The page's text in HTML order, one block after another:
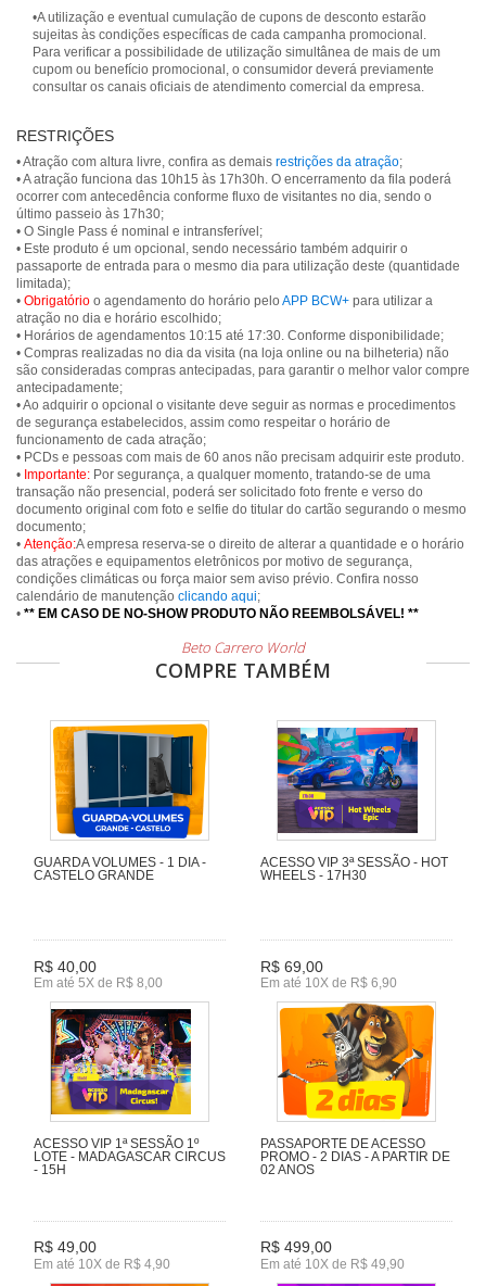
•A utilização e eventual cumulação de cupons de desconto estarão
sujeitas às condições específicas de cada campanha promocional.
Para verificar a possibilidade de utilização simultânea de mais de um
cupom ou benefício promocional, o consumidor deverá previamente
consultar os canais oficiais de atendimento comercial da empresa.
RESTRIÇÕES
• Atração com altura livre, confira as demais restrições da atração;
• A atração funciona das 10h15 às 17h30h. O encerramento da fila poderá
ocorrer com antecedência conforme fluxo de visitantes no dia, sendo o
último passeio às 17h30;
• O Single Pass é nominal e intransferível;
• Este produto é um opcional, sendo necessário também adquirir o
passaporte de entrada para o mesmo dia para utilização deste (quantidade
limitada);
• Obrigatório o agendamento do horário pelo APP BCW+ para utilizar a
atração no dia e horário escolhido;
• Horários de agendamentos 10:15 até 17:30. Conforme disponibilidade;
• Compras realizadas no dia da visita (na loja online ou na bilheteria) não
são consideradas compras antecipadas, para garantir o melhor valor compre
antecipadamente;
• Ao adquirir o opcional o visitante deve seguir as normas e procedimentos
de segurança estabelecidos, assim como respeitar o horário de
funcionamento de cada atração;
• PCDs e pessoas com mais de 60 anos não precisam adquirir este produto.
• Importante: Por segurança, a qualquer momento, tratando-se de uma
transação não presencial, poderá ser solicitado foto frente e verso do
documento original com foto e selfie do titular do cartão segurando o mesmo
documento;
• Atenção:A empresa reserva-se o direito de alterar a quantidade e o horário
das atrações e equipamentos eletrônicos por motivo de segurança,
condições climáticas ou força maior sem aviso prévio. Confira nosso
calendário de manutenção clicando aqui;
• ** EM CASO DE NO-SHOW PRODUTO NÃO REEMBOLSÁVEL! **
Beto Carrero World
COMPRE TAMBÉM
GUARDA VOLUMES - 1 DIA -
CASTELO GRANDE
R$ 40,00
Em até 5X de R$ 8,00
ACESSO VIP 3ª SESSÃO - HOT
WHEELS - 17H30
R$ 69,00
Em até 10X de R$ 6,90
ACESSO VIP 1ª SESSÃO 1º
LOTE - MADAGASCAR CIRCUS
- 15H
R$ 49,00
Em até 10X de R$ 4,90
PASSAPORTE DE ACESSO
PROMO - 2 DIAS - A PARTIR DE
02 ANOS
R$ 499,00
Em até 10X de R$ 49,90